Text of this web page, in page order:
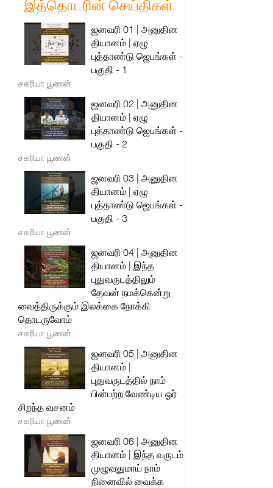
இத்தொடரின் செய்திகள்
ஜனவரி 01 | அனுதின
தியானம் | ஏழு
புத்தாண்டு ஜெபங்கள் -
பகுதி - 1
சகரியா பூணன்
ஜனவரி 02 | அனுதின
தியானம் | ஏழு
புத்தாண்டு ஜெபங்கள் -
பகுதி - 2
சகரியா பூணன்
ஜனவரி 03 | அனுதின
தியானம் | ஏழு
புத்தாண்டு ஜெபங்கள் -
பகுதி - 3
சகரியா பூணன்
ஜனவரி 04 | அனுதின
தியானம் | இந்த
புதுவருடத்திலும்
தேவன் நமக்கென்று
வைத்திருக்கும் இலக்கை நோக்கி
தொடருவோம்
சகரியா பூணன்
ஜனவரி 05 | அனுதின
தியானம் |
புதுவருடத்தில் நாம்
பின்பற்ற வேண்டிய ஓர்
சிறந்த வசனம்
சகரியா பூணன்
ஜனவரி 06 | அனுதின
தியானம் | இந்த வருடம்
முழுவதுமாய் நாம்
நினைவில் வைக்க